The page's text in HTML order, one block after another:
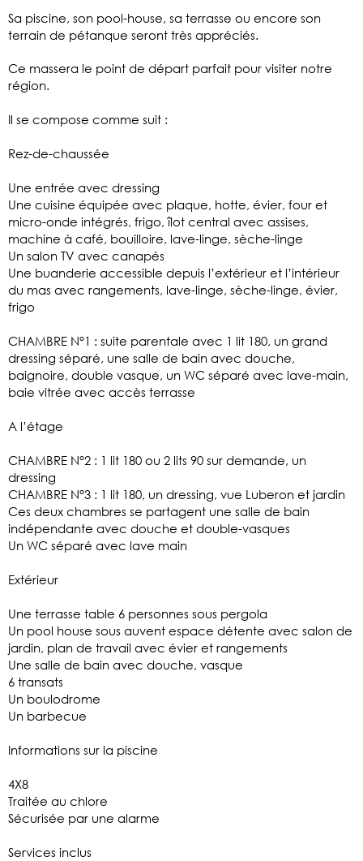
Sa piscine, son pool-house, sa terrasse ou encore son
terrain de pétanque seront très appréciés.
Ce massera le point de départ parfait pour visiter notre
région.
Il se compose comme suit :
Rez-de-chaussée
Une entrée avec dressing
Une cuisine équipée avec plaque, hotte, évier, four et
micro-onde intégrés, frigo, îlot central avec assises,
machine à café, bouilloire, lave-linge, sèche-linge
Un salon TV avec canapés
Une buanderie accessible depuis l’extérieur et l’intérieur
du mas avec rangements, lave-linge, sèche-linge, évier,
frigo
CHAMBRE N°1 : suite parentale avec 1 lit 180, un grand
dressing séparé, une salle de bain avec douche,
baignoire, double vasque, un WC séparé avec lave-main,
baie vitrée avec accès terrasse
A l’étage
CHAMBRE N°2 : 1 lit 180 ou 2 lits 90 sur demande, un
dressing
CHAMBRE N°3 : 1 lit 180, un dressing, vue Luberon et jardin
Ces deux chambres se partagent une salle de bain
indépendante avec douche et double-vasques
Un WC séparé avec lave main
Extérieur
Une terrasse table 6 personnes sous pergola
Un pool house sous auvent espace détente avec salon de
jardin, plan de travail avec évier et rangements
Une salle de bain avec douche, vasque
6 transats
Un boulodrome
Un barbecue
Informations sur la piscine
4X8
Traitée au chlore
Sécurisée par une alarme
Services inclus